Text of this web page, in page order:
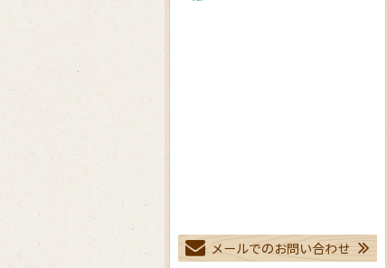
メールでのお問い合わせ